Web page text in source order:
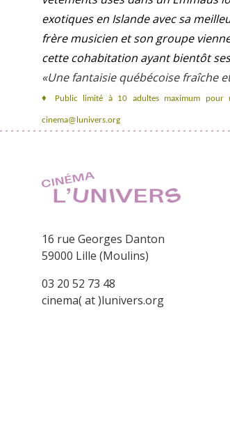
exotiques en Islande avec sa
frère musicien et son groupe
cette cohabitation ayant bientôt
«Une fantaisie québécoise fraîche
♦ Public limité à 10 adultes maximum pour
cinema@lunivers.org
16 rue Georges Danton
59000 Lille (Moulins)
03 20 52 73 48
cinema( at )lunivers.org